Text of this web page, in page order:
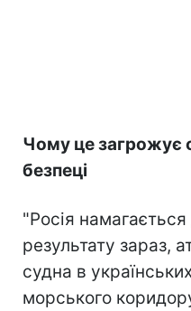
Чому це загрожує
безпеці
"Росія
результату зараз,
судна в
морського